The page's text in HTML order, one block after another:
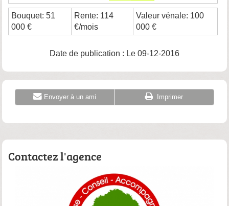
Bouquet: 51
000 €
Rente: 114
€/mois
Valeur vénale: 100
000 €
Date de publication : Le 09-12-2016
Envoyer à un ami Imprimer
Contactez l'agence